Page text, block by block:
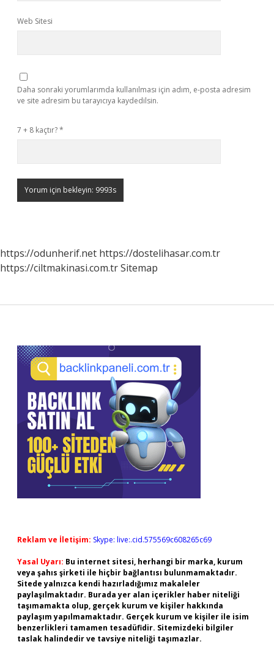
Web Sitesi
Daha sonraki yorumlarımda kullanılması için adım, e-posta adresim
ve site adresim bu tarayıcıya kaydedilsin.
7 + 8 kaçtır?*
https://odunherif.net https://dostelihasar.com.tr
https://ciltmakinasi.com.trSitemap
Sidebar
Reklam ve İletişim: Skype: live:.cid.575569c608265c69
Yasal Uyarı: Bu internet sitesi, herhangi bir marka, kurum
veya şahıs şirketi ile hiçbir bağlantısı bulunmamaktadır.
Sitede yalnızca kendi hazırladığımız makaleler
paylaşılmaktadır. Burada yer alan içerikler haber niteliği
taşımamakta olup, gerçek kurum ve kişiler hakkında
paylaşım yapılmamaktadır. Gerçek kurum ve kişiler ile isim
benzerlikleri tamamen tesadüfidir. Sitemizdeki bilgiler
taslak halindedir ve tavsiye niteliği taşımazlar.